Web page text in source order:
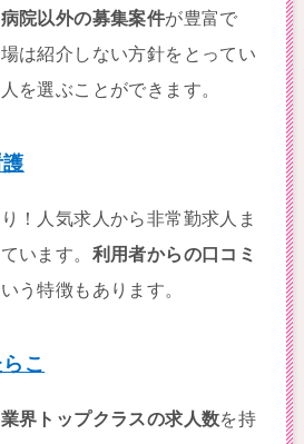
院以外の募集案件が豊富で
は紹介しない方針をとってい
を選ぶことができます。
！人気求人から非常勤求人ま
います。 利用者からの口コミ
う特徴もあります。
こ
業界トップクラスの求人数を持